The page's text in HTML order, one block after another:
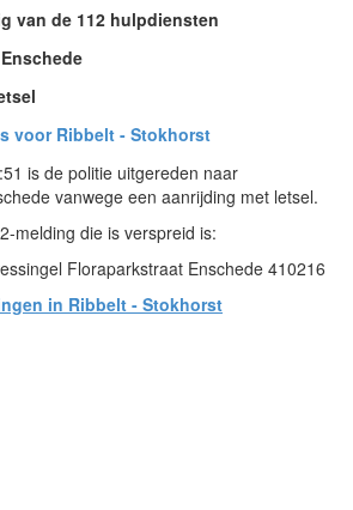
van de 112 hulpdiensten
voor Ribbelt - Stokhorst
is de politie uitgereden naar
vanwege een aanrijding met letsel.
melding die is verspreid is:
Floraparkstraat Enschede 410216
in Ribbelt - Stokhorst